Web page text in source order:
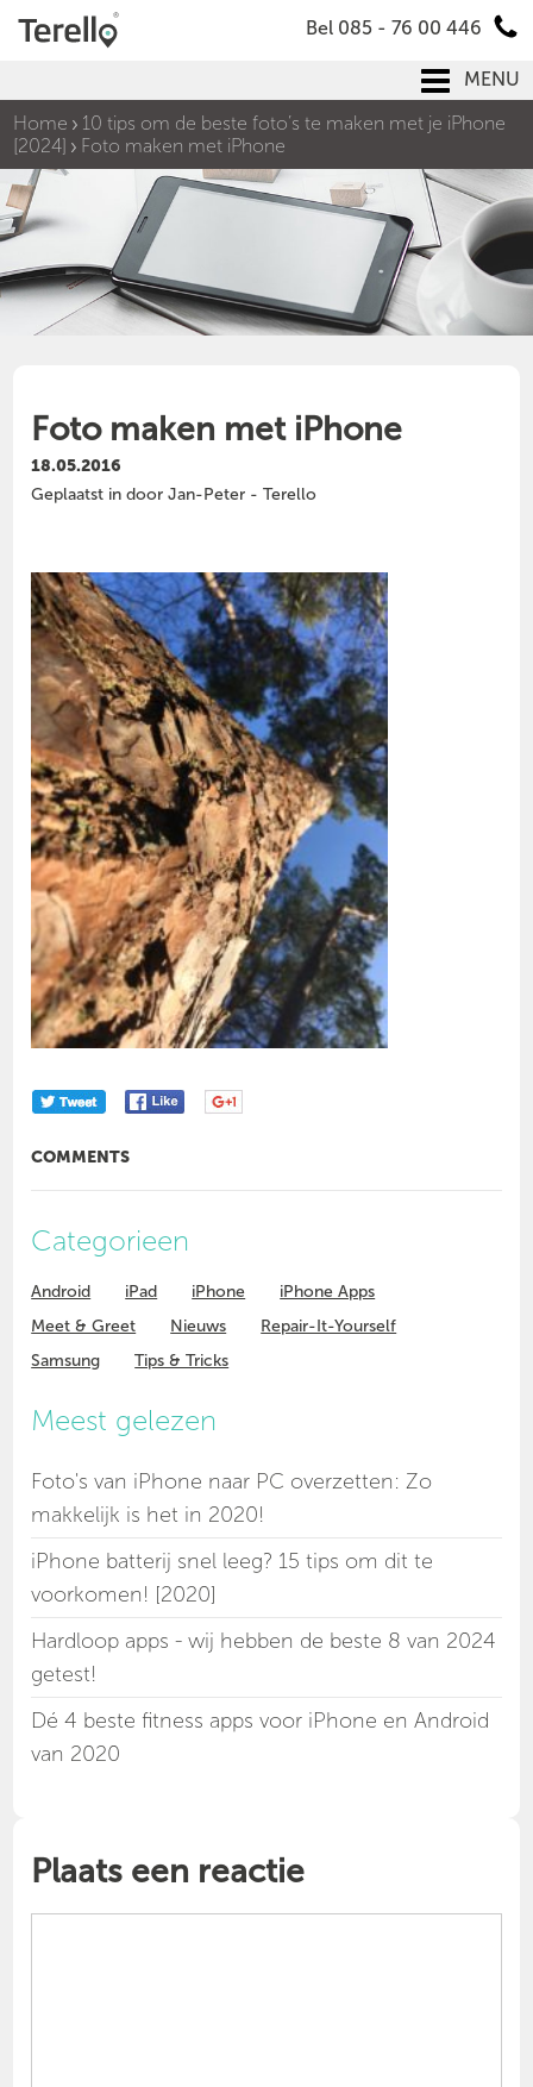
Bel 085 - 76 00 446
MENU
Home
10 tips om de beste foto’s te maken met je iPhone
[2024]
Foto maken met iPhone
Foto maken met iPhone
18.05.2016
Geplaatst in door Jan-Peter - Terello
COMMENTS
Categorieen
Android iPad iPhone
iPhone Apps
Meet & Greet
Nieuws
Repair-It-Yourself
Samsung
Tips & Tricks
Meest gelezen
Foto's van iPhone naar PC overzetten: Zo
makkelijk is het in 2020!
iPhone batterij snel leeg? 15 tips om dit te
voorkomen! [2020]
Hardloop apps - wij hebben de beste 8 van 2024
getest!
Dé 4 beste fitness apps voor iPhone en Android
van 2020
Plaats een reactie